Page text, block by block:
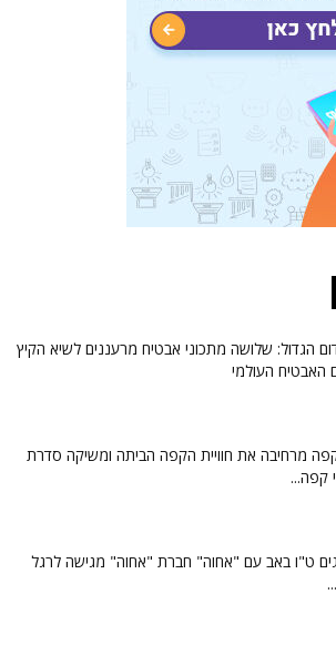
הגדול: שלושה מתכוני אבטיח מרעננים לשיא הקיץ
האבטיח העולמי
מרחיבה את חוויית הקפה הביתה ומשיקה סדרת
קפה...
ט"ו באב עם "אחוה" חברת "אחוה" מגישה לרגל